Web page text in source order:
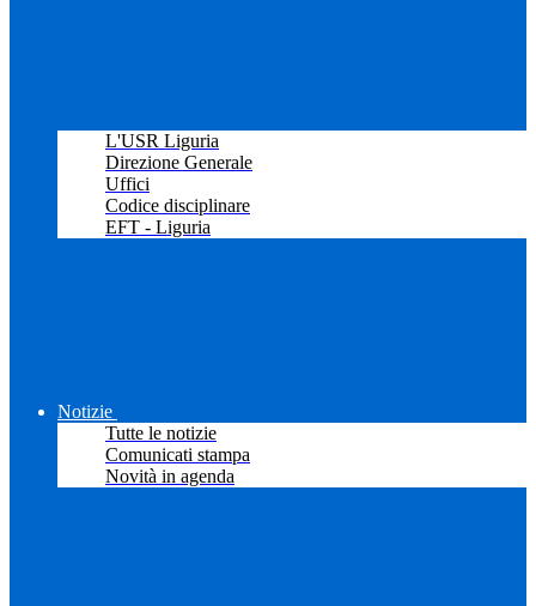
L'USR Liguria
Direzione Generale
Uffici
Codice disciplinare
EFT - Liguria
Notizie
Tutte le notizie
Comunicati stampa
Novità in agenda